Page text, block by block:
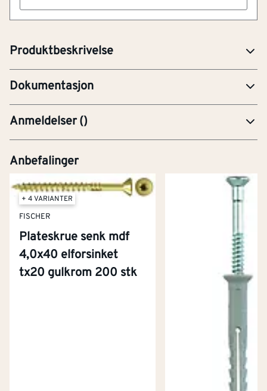
Produktbeskrivelse
For mekanisk innfesting av Thermodren-plater. 8 mm
Dokumentasjon
YTE-Ytelseserklæring (CE-merking)
Anmeldelser()
Anbefalinger
+ 4 VARIANTER
FISCHER
Plateskrue senk mdf
4,0x40 elforsinket
tx20 gulkrom 200 stk